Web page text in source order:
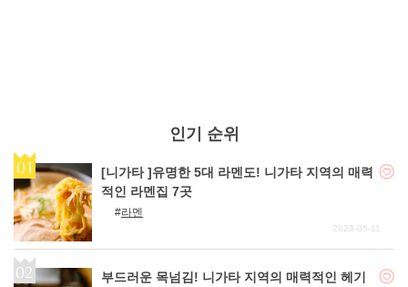
인기 순위
[니가타 ]유명한 5대 라멘도! 니가타 지역의 매력
적인 라멘집 7곳
라멘
2023-05-11
부드러운 목넘김! 니가타 지역의 매력적인 헤기